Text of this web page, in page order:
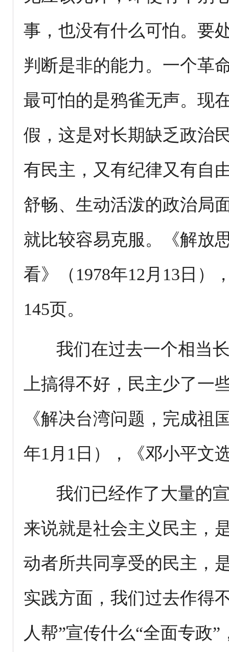
事，也没有什么可怕。要
判断是非的能力。一个革
最可怕的是鸦雀无声。现
假，这是对长期缺乏政治
有民主，又有纪律又有自
舒畅、生动活泼的政治局
就比较容易克服。《解放
看》（1978年12月13日）
145页。
我们在过去一个相当
上搞得不好，民主少了一
《解决台湾问题，完成祖
年1月1日），《邓小平文
我们已经作了大量的
来说就是社会主义民主，
动者所共同享受的民主，
实践方面，我们过去作得
人帮”宣传什么“全面专政